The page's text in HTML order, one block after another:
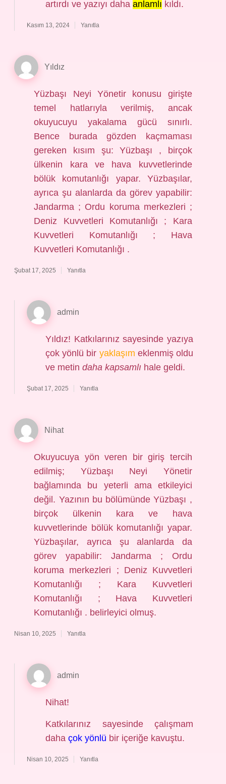
artırdı ve yazıyı daha anlamlı kıldı.
Kasım 13, 2024 Yanıtla
Yıldız
Yüzbaşı Neyi Yönetir konusu girişte
temel hatlarıyla verilmiş, ancak
okuyucuyu yakalama gücü sınırlı.
Bence burada gözden kaçmaması
gereken kısım şu: Yüzbaşı , birçok
ülkenin kara ve hava kuvvetlerinde
bölük komutanlığı yapar. Yüzbaşılar,
ayrıca şu alanlarda da görev yapabilir:
Jandarma ; Ordu koruma merkezleri ;
Deniz Kuvvetleri Komutanlığı ; Kara
Kuvvetleri Komutanlığı ; Hava
Kuvvetleri Komutanlığı .
Şubat 17, 2025 Yanıtla
admin
Yıldız! Katkılarınız sayesinde yazıya
çok yönlü bir yaklaşım eklenmiş oldu
ve metin daha kapsamlı hale geldi.
Şubat 17, 2025 Yanıtla
Nihat
Okuyucuya yön veren bir giriş tercih
edilmiş; Yüzbaşı Neyi Yönetir
bağlamında bu yeterli ama etkileyici
değil. Yazının bu bölümünde Yüzbaşı ,
birçok ülkenin kara ve hava
kuvvetlerinde bölük komutanlığı yapar.
Yüzbaşılar, ayrıca şu alanlarda da
görev yapabilir: Jandarma ; Ordu
koruma merkezleri ; Deniz Kuvvetleri
Komutanlığı ; Kara Kuvvetleri
Komutanlığı ; Hava Kuvvetleri
Komutanlığı . belirleyici olmuş.
Nisan 10, 2025 Yanıtla
admin
Nihat!
Katkılarınız sayesinde çalışmam
daha çok yönlü bir içeriğe kavuştu.
Nisan 10, 2025 Yanıtla